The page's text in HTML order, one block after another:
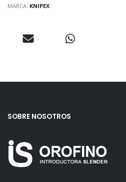
MARCA: KNIPEX
SOBRE NOSOTROS